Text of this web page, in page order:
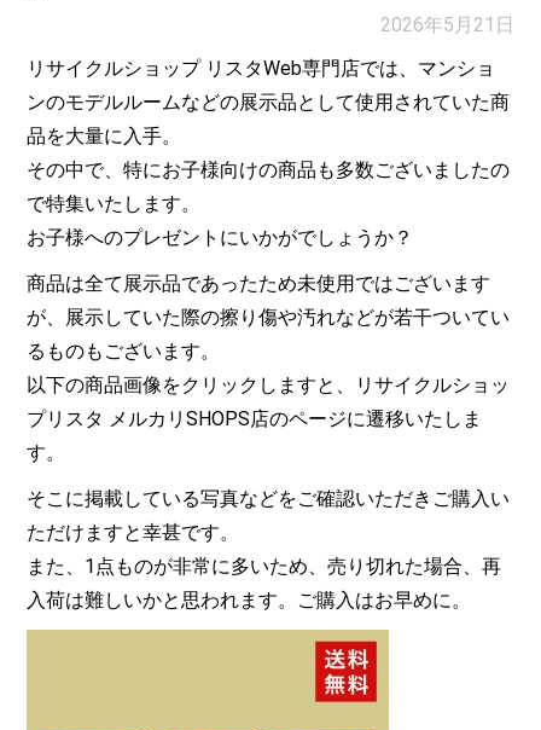
2026年5月21日
リサイクルショップ リスタWeb専門店では、マンショ
ンのモデルルームなどの展示品として使用されていた商
品を大量に入手。
その中で、特にお子様向けの商品も多数ございましたの
で特集いたします。
お子様へのプレゼントにいかがでしょうか？
商品は全て展示品であったため未使用ではございます
が、展示していた際の擦り傷や汚れなどが若干ついてい
るものもございます。
以下の商品画像をクリックしますと、リサイクルショッ
プリスタ メルカリSHOPS店のページに遷移いたしま
す。
そこに掲載している写真などをご確認いただきご購入い
ただけますと幸甚です。
また、1点ものが非常に多いため、売り切れた場合、再
入荷は難しいかと思われます。ご購入はお早めに。